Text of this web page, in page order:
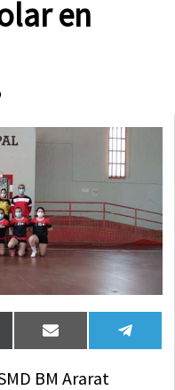
en
Compartir
en
Email
en
BM Ararat